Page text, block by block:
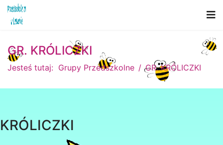
GR. KRÓLICZKI
Jesteś tutaj: Grupy Przedszkolne GR. KRÓLICZKI
KRÓLICZKI